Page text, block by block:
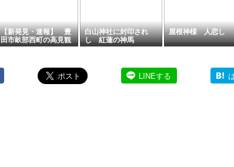
【新発見・速報】 豊
田市畝部西町の高見観
音
白山神社に封印され
し 紅蓮の神馬
屋根神様 人恋し
LINEする